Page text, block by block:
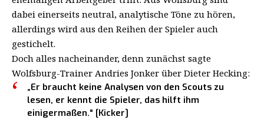
dabei einerseits neutral, analytische Töne zu hören,
allerdings wird aus den Reihen der Spieler auch
gestichelt.
Doch alles nacheinander, denn zunächst sagte
Wolfsburg-Trainer Andries Jonker über Dieter Hecking:
„Er braucht keine Analysen von den Scouts zu
lesen, er kennt die Spieler, das hilft ihm
einigermaßen.“ [Kicker]